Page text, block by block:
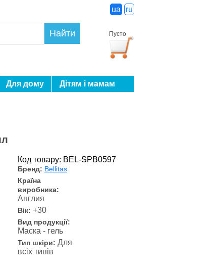
ua ru
Пусто
Найти
Для дому Дітям і мамам
Код товару: BEL-SPB0597
Бренд: Bellitas
Країна
виробника:
Англия
Вік: +30
Вид продукції:
Маска - гель
Тип шкіри: Для
всіх типів